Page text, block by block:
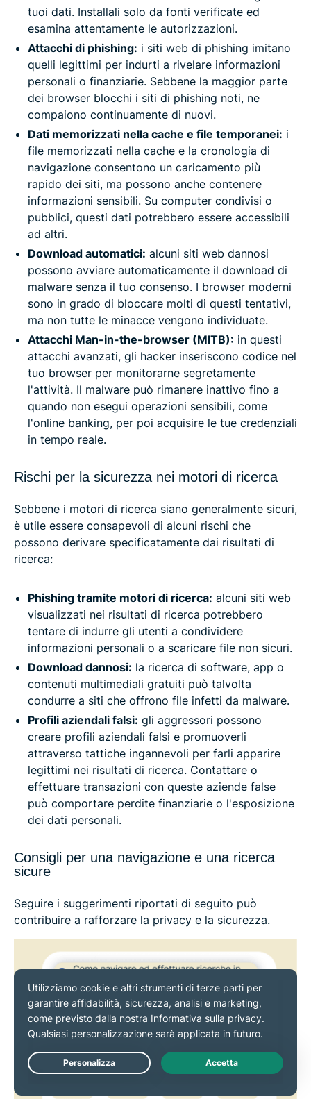
tuoi dati. Installali solo da fonti verificate ed
esamina attentamente le autorizzazioni.
Attacchi di phishing: i siti web di phishing imitano
quelli legittimi per indurti a rivelare informazioni
personali o finanziarie. Sebbene la maggior parte
dei browser blocchi i siti di phishing noti, ne
compaiono continuamente di nuovi.
Dati memorizzati nella cache e file temporanei: i
file memorizzati nella cache e la cronologia di
navigazione consentono un caricamento più
rapido dei siti, ma possono anche contenere
informazioni sensibili. Su computer condivisi o
pubblici, questi dati potrebbero essere accessibili
ad altri.
Download automatici: alcuni siti web dannosi
possono avviare automaticamente il download di
malware senza il tuo consenso. I browser moderni
sono in grado di bloccare molti di questi tentativi,
ma non tutte le minacce vengono individuate.
Attacchi Man-in-the-browser (MITB): in questi
attacchi avanzati, gli hacker inseriscono codice nel
tuo browser per monitorarne segretamente
l'attività. Il malware può rimanere inattivo fino a
quando non esegui operazioni sensibili, come
l'online banking, per poi acquisire le tue credenziali
in tempo reale.
Rischi per la sicurezza nei motori di ricerca
Sebbene i motori di ricerca siano generalmente sicuri,
è utile essere consapevoli di alcuni rischi che
possono derivare specificatamente dai risultati di
ricerca:
Phishing tramite motori di ricerca: alcuni siti web
visualizzati nei risultati di ricerca potrebbero
tentare di indurre gli utenti a condividere
informazioni personali o a scaricare file non sicuri.
Download dannosi: la ricerca di software, app o
contenuti multimediali gratuiti può talvolta
condurre a siti che offrono file infetti da malware.
Profili aziendali falsi: gli aggressori possono
creare profili aziendali falsi e promuoverli
attraverso tattiche ingannevoli per farli apparire
legittimi nei risultati di ricerca. Contattare o
effettuare transazioni con queste aziende false
può comportare perdite finanziarie o l'esposizione
dei dati personali.
Consigli per una navigazione e una ricerca
sicure
Seguire i suggerimenti riportati di seguito può
contribuire a rafforzare la privacy e la sicurezza.
Live Chat